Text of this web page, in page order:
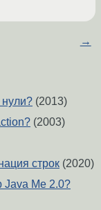
→
(2013)
(2003)
строк (2020)
Java Me 2.0?